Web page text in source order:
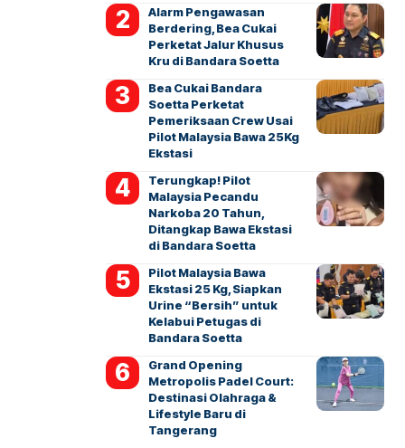
Alarm Pengawasan
Berdering, Bea Cukai
Perketat Jalur Khusus
Kru di Bandara Soetta
Bea Cukai Bandara
Soetta Perketat
Pemeriksaan Crew Usai
Pilot Malaysia Bawa 25Kg
Ekstasi
Terungkap! Pilot
Malaysia Pecandu
Narkoba 20 Tahun,
Ditangkap Bawa Ekstasi
di Bandara Soetta
Pilot Malaysia Bawa
Ekstasi 25 Kg, Siapkan
Urine “Bersih” untuk
Kelabui Petugas di
Bandara Soetta
Grand Opening
Metropolis Padel Court:
Destinasi Olahraga &
Lifestyle Baru di
Tangerang